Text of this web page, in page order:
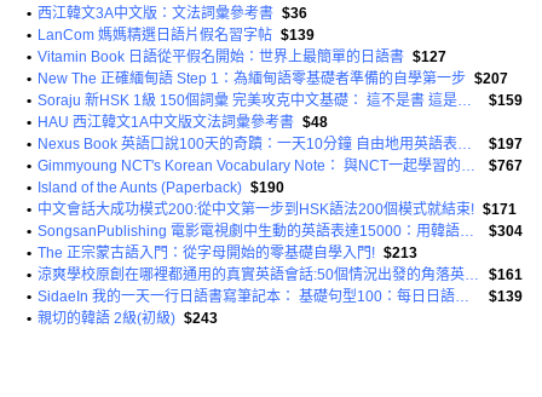
• 西江韓文3A中文版：文法詞彙參考書 $36
• LanCom 媽媽精選日語片假名習字帖 $139
• Vitamin Book 日語從平假名開始：世界上最簡單的日語書 $127
• New The 正確緬甸語 Step 1：為緬甸語零基礎者準備的自學第一步 $207
•
Soraju 新HSK 1級 150個詞彙 完美攻克中文基礎： 這不是書 這是真正的講座
$159
• HAU 西江韓文1A中文版文法詞彙參考書 $48
•
Nexus Book 英語口說100天的奇蹟：一天10分鐘 自由地用英語表達我的想法!
$197
•
Gimmyoung NCT's Korean Vocabulary Note： 與NCT一起學習的基礎韓語
$767
•
Island of the Aunts (Paperback) $190
• 中文會話大成功模式200:從中文第一步到HSK語法200個模式就結束! $171
•
SongsanPublishing 電影電視劇中生動的英語表達15000：用韓語思考 馬上說出英語
$304
• The 正宗蒙古語入門：從字母開始的零基礎自學入門! $213
•
涼爽學校原創在哪裡都通用的真實英語會話:50個情況出發的角落英語修習
$161
•
SidaeIn 我的一天一行日語書寫筆記本： 基礎句型100：每日日語習慣的奇蹟!
$139
• 親切的韓語 2級(初級) $243